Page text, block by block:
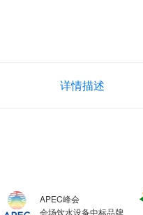
详情描述
APEC峰会
会场饮水设备中标品牌